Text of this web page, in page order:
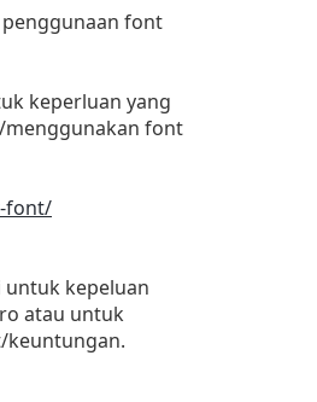
font
keperluan yang
menggunakan font
font/
untuk kepeluan
atau untuk
keuntungan.